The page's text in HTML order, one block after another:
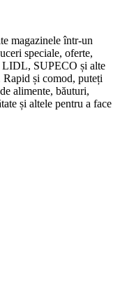
magazinele într-un
speciale, oferte,
SUPECO și alte
și comod, puteți
alimente, băuturi,
și altele pentru a face